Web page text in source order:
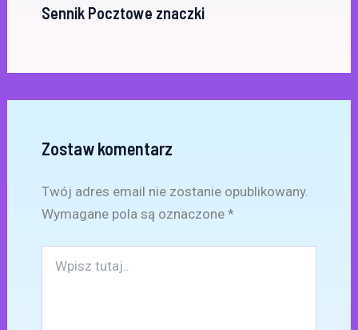
Sennik Pocztowe znaczki
Zostaw komentarz
Twój adres email nie zostanie opublikowany.
Wymagane pola są oznaczone *
tutaj..